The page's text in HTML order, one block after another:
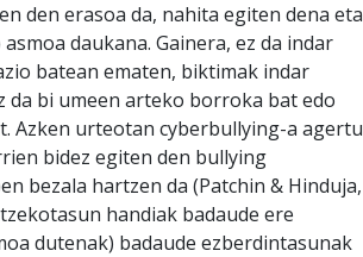
den erasoa da, nahita egiten dena eta
daukana. Gainera, ez da indar
batean ematen, biktimak indar
da bi umeen arteko borroka bat edo
Azken urteotan cyberbullying-a agertu
bidez egiten den bullying
bezala hartzen da (Patchin & Hinduja,
handiak badaude ere
dutenak) badaude ezberdintasunak